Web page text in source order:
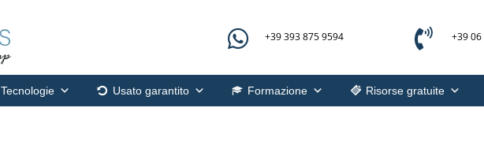
 +39 393 875 9594  +39
Tecnologie Usato garantito Formazione Risorse gratuite